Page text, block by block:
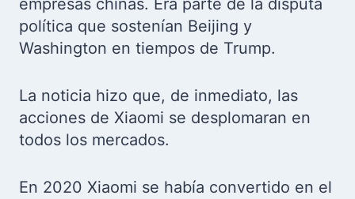
empresas chinas. Era parte de la disputa
política que sostenían Beijing y
Washington en tiempos de Trump.
La noticia hizo que, de inmediato, las
acciones de Xiaomi se desplomaran en
todos los mercados.
En 2020 Xiaomi se había convertido en el